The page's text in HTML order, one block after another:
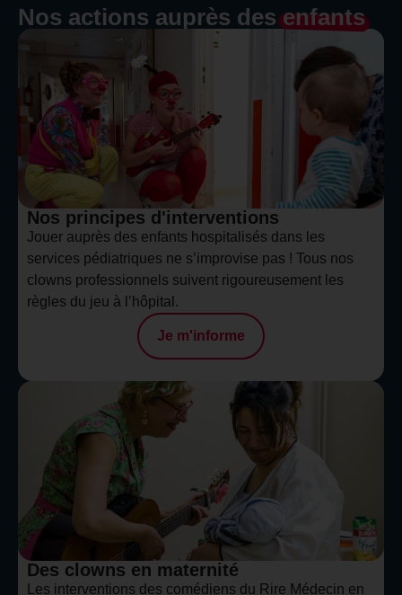
Nos actions auprès desenfants
Nos principes d'interventions
Jouer auprès des enfants hospitalisés dans les
services pédiatriques ne s’improvise pas ! Tous nos
clowns professionnels suivent rigoureusement les
règles du jeu à l’hôpital.
Je m'informe
Des clowns en maternité
Les interventions des comédiens du Rire Médecin en